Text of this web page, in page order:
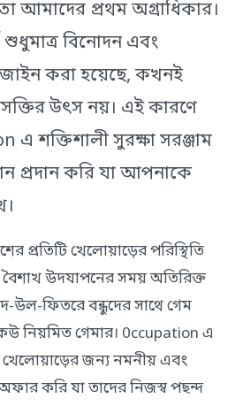
আমাদের প্রথম অগ্রাধিকার।
শুধুমাত্র বিনোদন এবং
করা হয়েছে, কখনই
উৎস নয়। এই কারণে
শক্তিশালী সুরক্ষা সরঞ্জাম
প্রদান করি যা আপনাকে
প্রতিটি খেলোয়াড়ের পরিস্থিতি
উদযাপনের সময় অতিরিক্ত
ফিতরে বন্ধুদের সাথে গেম
নিয়মিত গেমার। 0ccupation এ
খেলোয়াড়ের জন্য নমনীয় এবং
করি যা তাদের নিজস্ব পছন্দ